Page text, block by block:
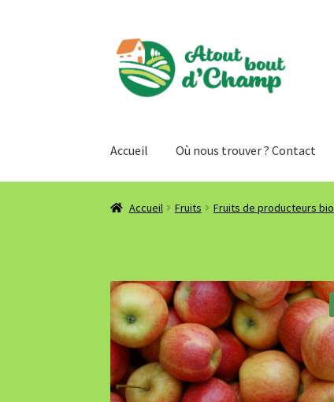
Aller
la
navigation
Aller
au
contenu
Accueil Où nous trouver ? Contact
Accueil Fruits Fruits de producteurs bio